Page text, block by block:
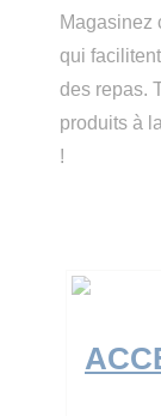
Magasinez
qui
des repas.
produits à
!